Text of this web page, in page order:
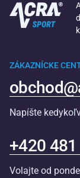
ZÁKAZNÍCKE
Napíšte
+420
Volajte od